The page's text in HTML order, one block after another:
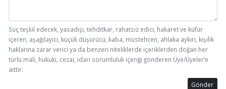
Suç teşkil edecek, yasadışı, tehditkar, rahatsız edici, hakaret ve küfür
içeren, aşağılayıcı, küçük düşürücü, kaba, müstehcen, ahlaka aykırı, kişilik
haklarına zarar verici ya da benzeri niteliklerde içeriklerden doğan her
türlü mali, hukuki, cezai, idari sorumluluk içeriği gönderen Üye/Üyeler’e
aittir.
Gönder